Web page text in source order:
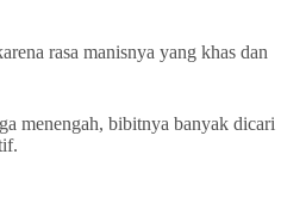
rasa manisnya yang khas dan
menengah, bibitnya banyak dicari